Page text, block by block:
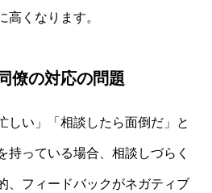
高くなります。
僚の対応の問題
しい」「相談したら面倒だ」と
持っている場合、相談しづらく
、フィードバックがネガティブ